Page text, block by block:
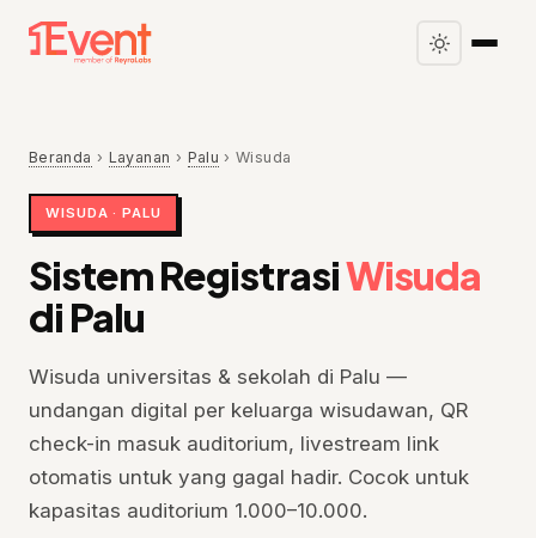
Beranda › Layanan › Palu ›Wisuda
WISUDA · PALU
Sistem RegistrasiWisuda
di Palu
Wisuda universitas & sekolah di Palu —
undangan digital per keluarga wisudawan, QR
check-in masuk auditorium, livestream link
otomatis untuk yang gagal hadir. Cocok untuk
kapasitas auditorium 1.000–10.000.